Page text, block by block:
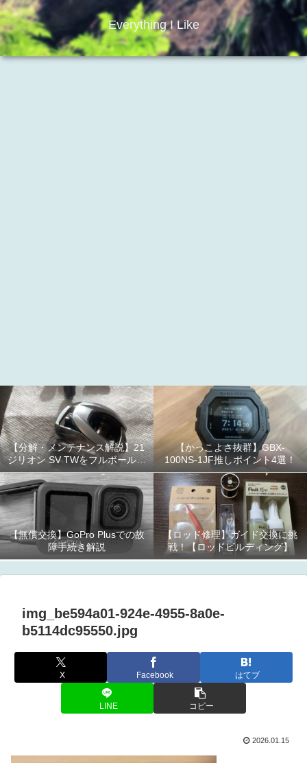
Everything I Like
【分解・メンテナンス解説】21
ジリオン SV TWをフルボールベ
アリング化！
【かっこよさ抜群】GBX-
100NS-1JF推しポイント4選！
【無償交換】GoPro Plusでの故
障手続き解説
【ロッド修理】ガイド交換に挑
戦！【ロッドビルディング】
img_be594a01-924e-4955-8a0e-
b5114dc95550.jpg
X Facebook はてブ
LINE コピー
2026.01.15